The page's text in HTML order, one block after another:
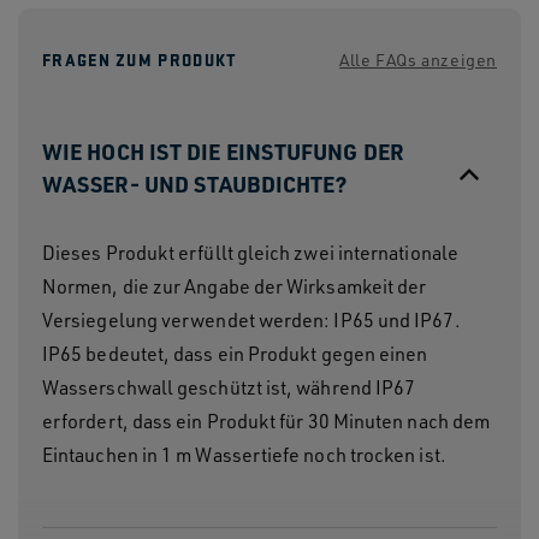
FRAGEN ZUM PRODUKT Alle FAQs anzeigen
WIE HOCH IST DIE EINSTUFUNG DER
WASSER- UND STAUBDICHTE?
Dieses Produkt erfüllt gleich zwei internationale
Normen, die zur Angabe der Wirksamkeit der
Versiegelung verwendet werden: IP65 und IP67.
IP65 bedeutet, dass ein Produkt gegen einen
Wasserschwall geschützt ist, während IP67
erfordert, dass ein Produkt für 30 Minuten nach dem
Eintauchen in 1 m Wassertiefe noch trocken ist.